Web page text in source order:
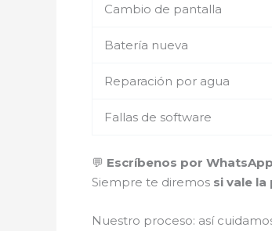
Cambio de pantalla
Batería nueva
Reparación por agua
Fallas de software
💬 Escríbenos por
Siempre te diremos si vale
Nuestro proceso: así